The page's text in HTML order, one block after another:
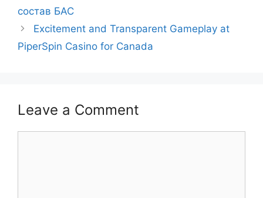
состав БАС
Excitement and Transparent Gameplay at
PiperSpin Casino for Canada
Leave a Comment